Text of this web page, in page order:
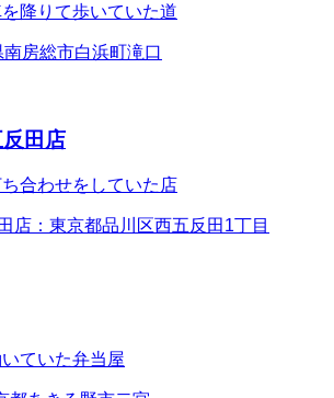
降りて歩いていた道
房総市白浜町滝口
田店
合わせをしていた店
店：東京都品川区西五反田1丁目
ていた弁当屋